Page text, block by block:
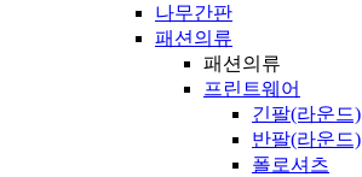
나무간판
패션의류
패션의류
프린트웨어
긴팔(라운드)
반팔(라운드)
폴로셔츠